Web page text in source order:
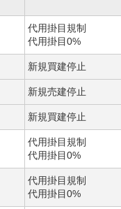
代用掛目規制
代用掛目0%
新規買建停止
新規売建停止
新規買建停止
代用掛目規制
代用掛目0%
代用掛目規制
代用掛目0%